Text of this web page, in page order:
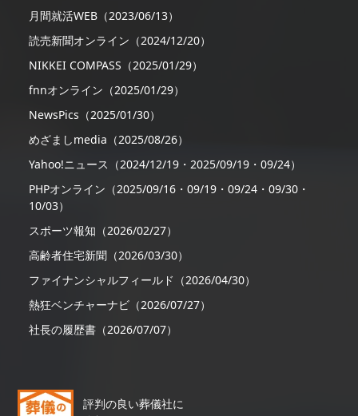
月間就活WEB（2023/06/13）
読売新聞オンライン（2024/12/20）
NIKKEI COMPASS（2025/01/29）
fnnオンライン（2025/01/29）
NewsPics（2025/01/30）
めざましmedia（2025/08/26）
Yahoo!ニュース（2024/12/19・2025/09/19・09/24）
PHPオンライン（2025/09/16・09/19・09/24・09/30・
10/03）
スポーツ報知（2026/02/27）
高齢者住宅新聞（2026/03/30）
ファイナンシャルフィールド（2026/04/30）
熱狂ベンチャーナビ（2026/07/27）
社長の履歴書（2026/07/07）
評判の良い葬儀社に